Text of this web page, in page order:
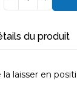
du produit
laisser en